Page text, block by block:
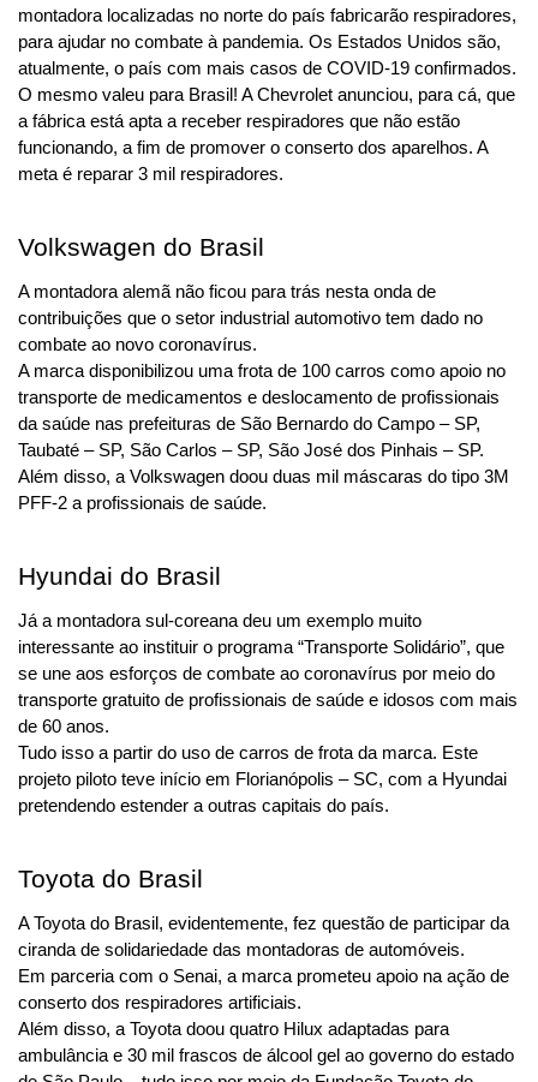
montadora localizadas no norte do país fabricarão respiradores,
para ajudar no combate à pandemia. Os Estados Unidos são,
atualmente, o país com mais casos de COVID-19 confirmados.
O mesmo valeu para Brasil! A Chevrolet anunciou, para cá, que
a fábrica está apta a receber respiradores que não estão
funcionando, a fim de promover o conserto dos aparelhos. A
meta é reparar 3 mil respiradores.
Volkswagen do Brasil
A montadora alemã não ficou para trás nesta onda de
contribuições que o setor industrial automotivo tem dado no
combate ao novo coronavírus.
A marca disponibilizou uma frota de 100 carros como apoio no
transporte de medicamentos e deslocamento de profissionais
da saúde nas prefeituras de São Bernardo do Campo – SP,
Taubaté – SP, São Carlos – SP, São José dos Pinhais – SP.
Além disso, a Volkswagen doou duas mil máscaras do tipo 3M
PFF-2 a profissionais de saúde.
Hyundai do Brasil
Já a montadora sul-coreana deu um exemplo muito
interessante ao instituir o programa “Transporte Solidário”, que
se une aos esforços de combate ao coronavírus por meio do
transporte gratuito de profissionais de saúde e idosos com mais
de 60 anos.
Tudo isso a partir do uso de carros de frota da marca. Este
projeto piloto teve início em Florianópolis – SC, com a Hyundai
pretendendo estender a outras capitais do país.
Toyota do Brasil
A Toyota do Brasil, evidentemente, fez questão de participar da
ciranda de solidariedade das montadoras de automóveis.
Em parceria com o Senai, a marca prometeu apoio na ação de
conserto dos respiradores artificiais.
Além disso, a Toyota doou quatro Hilux adaptadas para
ambulância e 30 mil frascos de álcool gel ao governo do estado